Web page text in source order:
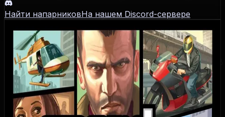
Найти напарниковНа нашем Discord-сервере
Grand Theft Auto IV
Даты выхода
PS3: 29.04.2008,Xbox 360: 29.04.2008,PC:
02.12.2008,Xbox One:09.02.2017
Достижения / Трофеи